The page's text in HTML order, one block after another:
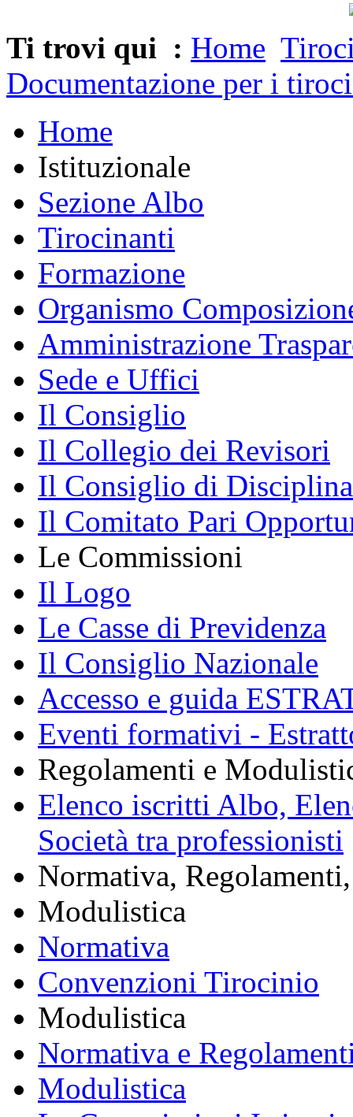
Ti trovi qui : Home
Documentazione per i
Home
Istituzionale
Sezione Albo
Tirocinanti
Formazione
Organismo
Amministrazione
Sede e Uffici
Il Consiglio
Il Collegio dei Revisori
Il Consiglio di
Il Comitato Pari
Le Commissioni
Il Logo
Le Casse di Previdenza
Il Consiglio Nazionale
Accesso e guida
Eventi formativi -
Regolamenti e
Elenco iscritti Albo,
Società tra professionisti
Normativa,
Modulistica
Normativa
Convenzioni Tirocinio
Modulistica
Normativa e
Modulistica